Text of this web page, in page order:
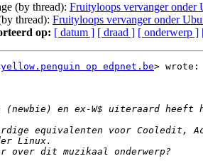
(by thread): Fruityloops vervanger onder
thread): Fruityloops vervanger onder
op: [ datum ] [ draad ] [ onderwerp ]
yellow.penguin op edpnet.be> wrote: